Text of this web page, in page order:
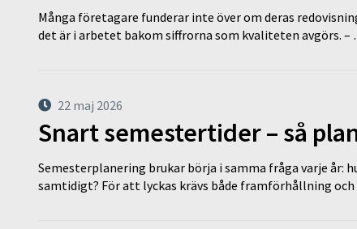
Många företagare funderar inte över om deras
det är i arbetet bakom siffrorna som kvaliteten avgörs.
22 maj 2026
Snart semestertider – så
Semesterplanering brukar börja i samma fråga varje år:
samtidigt? För att lyckas krävs både framförhållning